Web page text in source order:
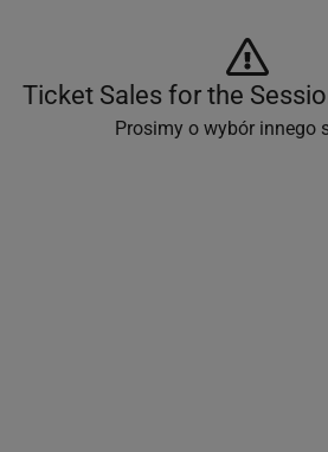
Ticket Sales for the
Prosimy o wybór innego